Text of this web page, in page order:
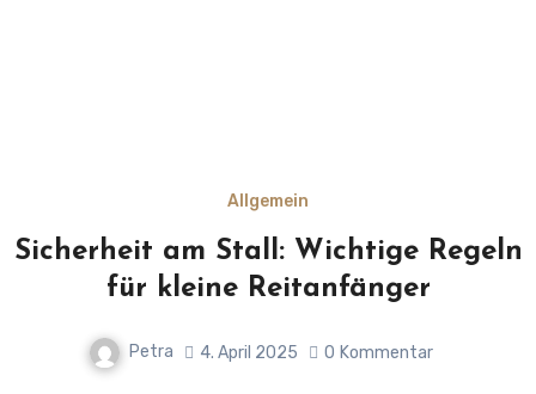
Allgemein
Sicherheit am Stall: Wichtige Regeln
für kleine Reitanfänger
Petra 4. April 2025 0 Kommentar